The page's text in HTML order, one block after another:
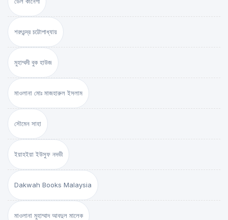
শরৎচন্দ্র চট্টোপাধ্যায়
মুহাম্মদী বুক হাউজ
মাওলানা মোঃ মাজহারুল ইসলাম
সৌমেন সাহা
ইয়াহইয়া ইউসুফ নদভী
Dakwah Books Malaysia
মাওলানা মুহাম্মাদ আবদুল মালেক